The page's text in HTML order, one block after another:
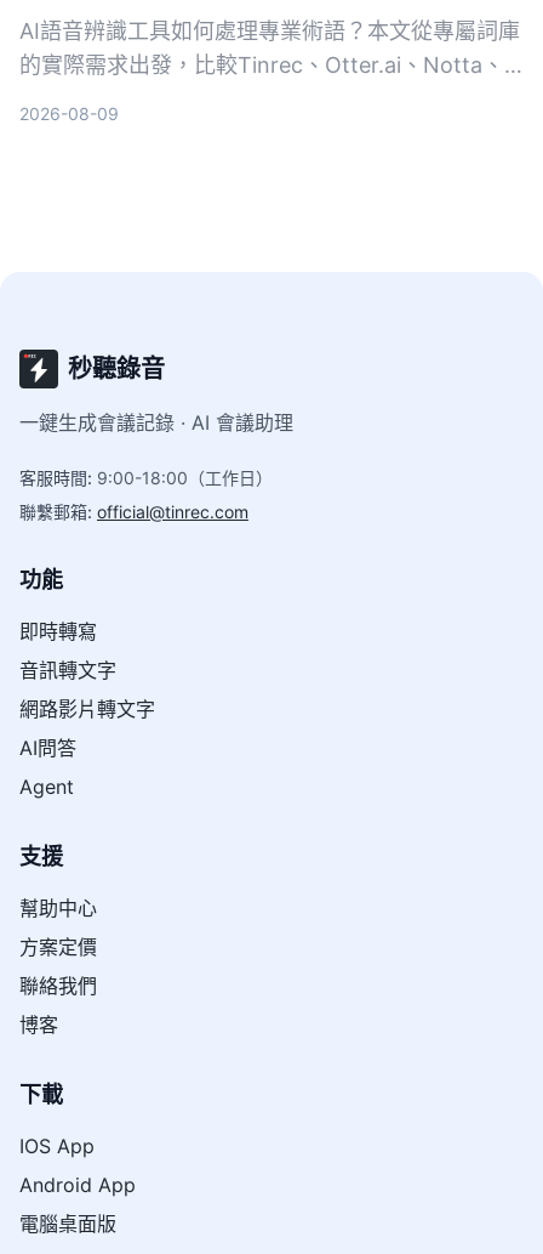
AI語音辨識工具如何處理專業術語？本文從專屬詞庫
的實際需求出發，比較Tinrec、Otter.ai、Notta、
2026-08-09
秒聽錄音
一鍵生成會議記錄 · AI 會議助理
客服時間: 9:00-18:00（工作日）
聯繫郵箱: official@tinrec.com
功能
即時轉寫
音訊轉文字
網路影片轉文字
AI問答
Agent
支援
幫助中心
方案定價
聯絡我們
博客
下載
IOS App
Android App
電腦桌面版